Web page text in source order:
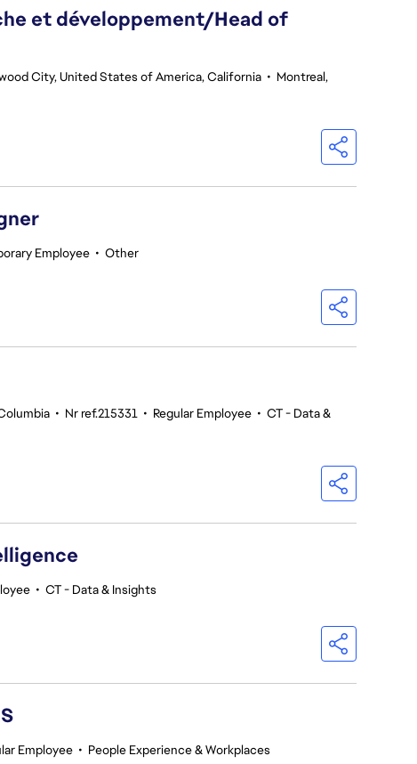
et développement/Head of
City, United States of America, California • Montreal,
Employee • Other
• Nr ref.215331 • Regular Employee • CT - Data &
• CT - Data & Insights
Employee • People Experience & Workplaces